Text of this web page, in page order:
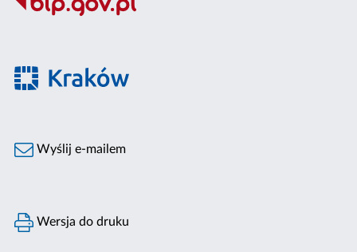
Wyślij e-mailem
Wersja do druku